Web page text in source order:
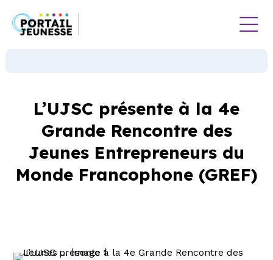
L’UJSC présente à la 4e
Grande Rencontre des
Jeunes Entrepreneurs du
Monde Francophone (GREF)